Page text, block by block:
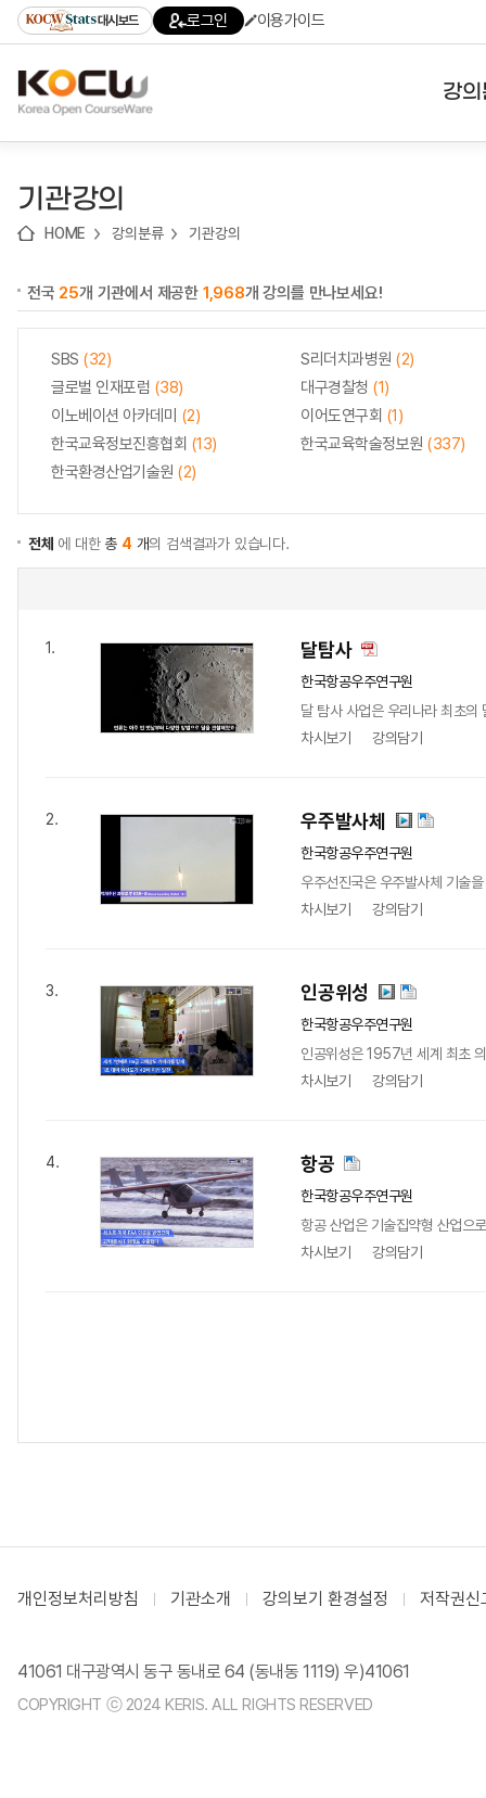
기
기
기
content)
가
대시보드 로그인 이용가이드
강
기관강의
HOME 강의분류 기관강의
전국 25개 기관에서 제공한 1,968개 강의를 만나보세요!
SBS (32) S리더치과병원 (2)
글로벌 인재포럼 (38) 대구경찰청 (1)
이노베이션 아카데미 (2) 이어도연구회 (1)
한국교육정보진흥협회 (13) 한국교육학술정보원 (337)
한국환경산업기술원 (2)
전체 에 대한총 4 개의 검색결과가 있습니다.
1. 달탐사
한국항공우주연구원
달 탐사 사업은 우리나라 최초
차시보기
강의담기
2. 우주발사체
한국항공우주연구원
우주선진국은 우주발사체 기술
차시보기
강의담기
3. 인공위성
한국항공우주연구원
인공위성은 1957년 세계 최초
차시보기
강의담기
4. 항공
한국항공우주연구원
항공 산업은 기술집약형 산업으
차시보기
강의담기
개인정보처리방침 기관소개 강의보기 환경설정 저작권신
41061 대구광역시 동구 동내로 64 (동내동 1119) 우)41061
COPYRIGHT ⓒ 2024 KERIS. ALL RIGHTS RESERVED